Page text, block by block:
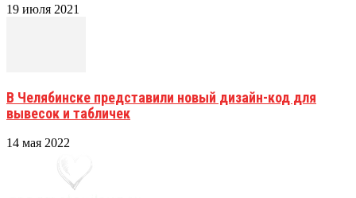
19 июля 2021
В Челябинске представили новый дизайн-код для
вывесок и табличек
14 мая 2022